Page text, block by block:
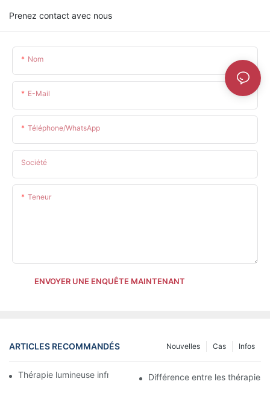
Prenez contact avec nous
Nom
E-Mail
Téléphone/WhatsApp
Société
Teneur
ENVOYER UNE ENQUÊTE MAINTENANT
ARTICLES RECOMMANDÉS Infos
Cas
Nouvelles
Thérapie lumineuse infrarouge pour les chevauxDifférence entre les thérapies